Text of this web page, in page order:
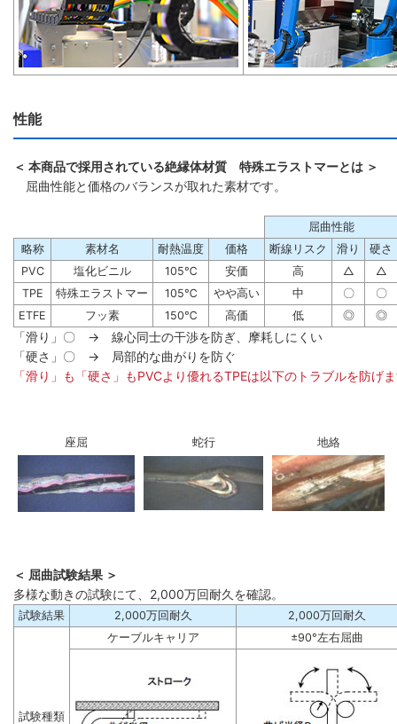
性能
＜ 本商品で採用されている絶縁体材質 特殊エラストマーとは ＞
屈曲性能と価格のバランスが取れた素材です。
屈曲性能
略称
素材名 耐熱温度 価格 断線リスク 滑り
硬さ
PVC
塩化ビニル 105℃ 安価 高 △
△
TPE
特殊エラストマー 105℃ やや高い 中 〇
〇
ETFE
フッ素 150℃ 高価 低 ◎ ◎
「滑り」〇 → 線心同士の干渉を防ぎ、摩耗しにくい
「硬さ」〇 → 局部的な曲がりを防ぐ
「滑り」も「硬さ」もPVCより優れるTPEは以下のトラブルを防げ
座屈 蛇行 地絡
＜ 屈曲試験結果 ＞
多様な動きの試験にて、2,000万回耐久を確認。
試験結果 2,000万回耐久 2,000万回耐久
試験種類
ケーブルキャリア ±90°左右屈曲